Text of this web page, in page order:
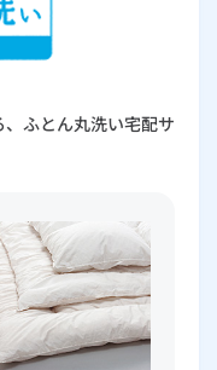
ふとん丸洗い宅配サ